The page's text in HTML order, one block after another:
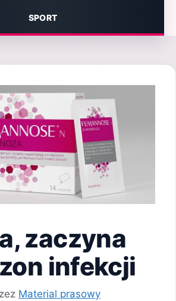
SPORT
zaczyna
infekcji
Material prasowy